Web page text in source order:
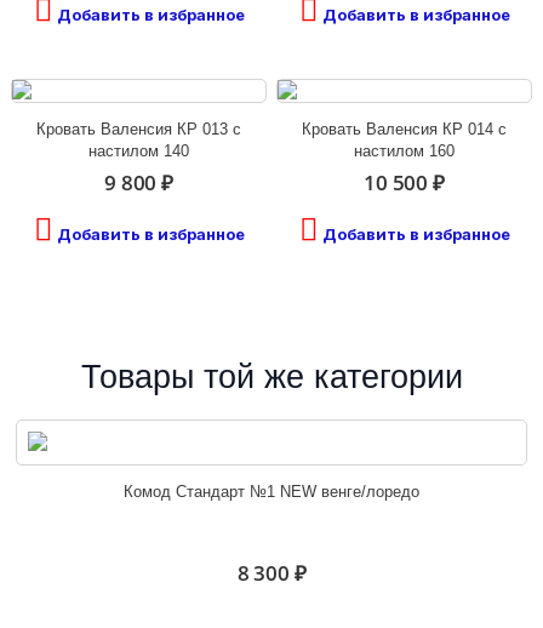
Добавить в избранное Добавить в избранное
Кровать Валенсия КР 013 с
настилом 140
9 800 ₽
Добавить в избранное
Кровать Валенсия КР 014 с
настилом 160
10 500 ₽
Добавить в избранное
Товары той же категории
Комод Стандарт №1 NEW венге/лоредо
8 300 ₽